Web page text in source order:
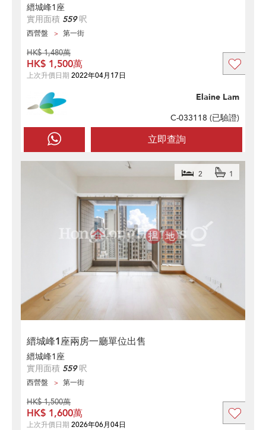
縉城峰1座
實用面積 559呎
西營盤 第一街
立即查詢
Elaine Lam
C-033118 (已驗證)
HK$ 1,480萬
HK$ 1,500萬
上次升價日期 2022年04月17日
縉城峰1座兩房一廳單位出售
2 1
縉城峰1座
實用面積 559呎
西營盤 第一街
HK$ 1,500萬
HK$ 1,600萬
上次升價日期 2026年06月04日